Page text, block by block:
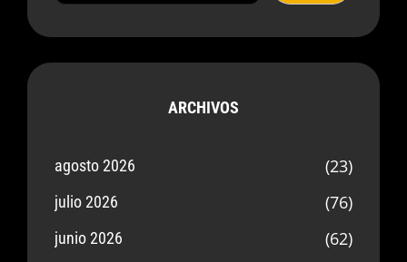
ARCHIVOS
agosto 2026 (23)
julio 2026 (76)
junio 2026 (62)